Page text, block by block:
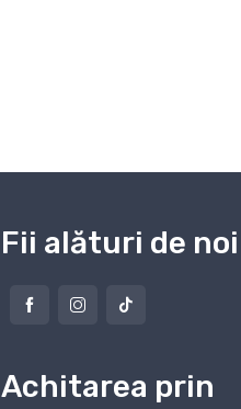
Fii alături de noi
Achitarea prin